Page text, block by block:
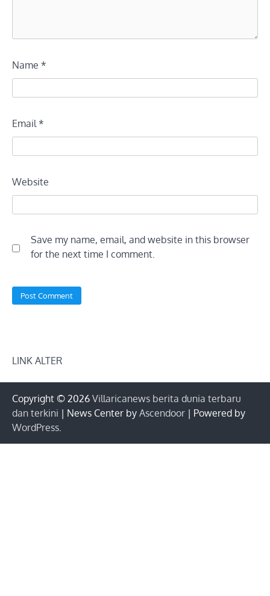
Name *
Email*
Website
Save my name, email, and website in this browser
for the next time I comment.
LINK ALTER
Copyright © 2026 Villaricanews berita dunia terbaru
dan terkini | News Center by Ascendoor | Powered by
WordPress